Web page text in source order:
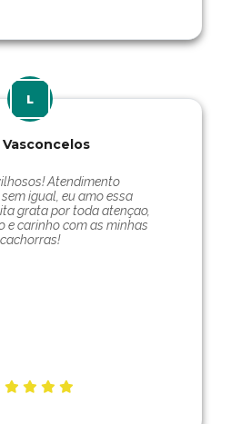
Vasconcelos
Atendimento
igual, eu amo essa
grata por toda atençao,
e carinho com as minhas
cachorras!